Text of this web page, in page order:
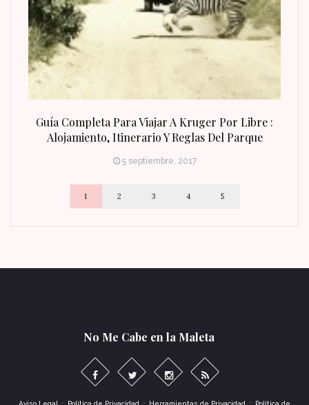
Guía Completa Para Viajar A Kruger Por Libre :
Alojamiento, Itinerario Y Reglas Del Parque
5 septiembre, 2017
1 2 3 4 5
No Me Cabe en la Maleta
- - -